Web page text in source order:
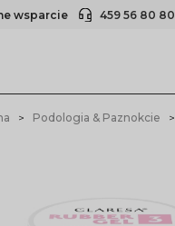
wsparcie 459 56 80 80
Podologia & Paznokcie